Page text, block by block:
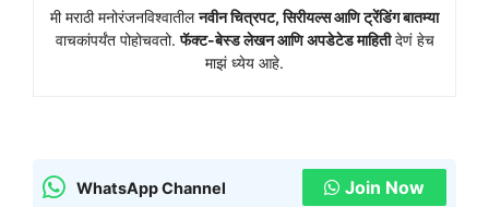
मी मराठी मनोरंजनविश्वातीलनवीन चित्रपट, सिरीयल्स आणि ट्रेंडिंग बातम्या
वाचकांपर्यंत पोहोचवतो.फॅक्ट-बेस्ड लेखन आणि अपडेटेड माहितीदेणं हेच
माझं ध्येय आहे.
WhatsApp Channel Join Now